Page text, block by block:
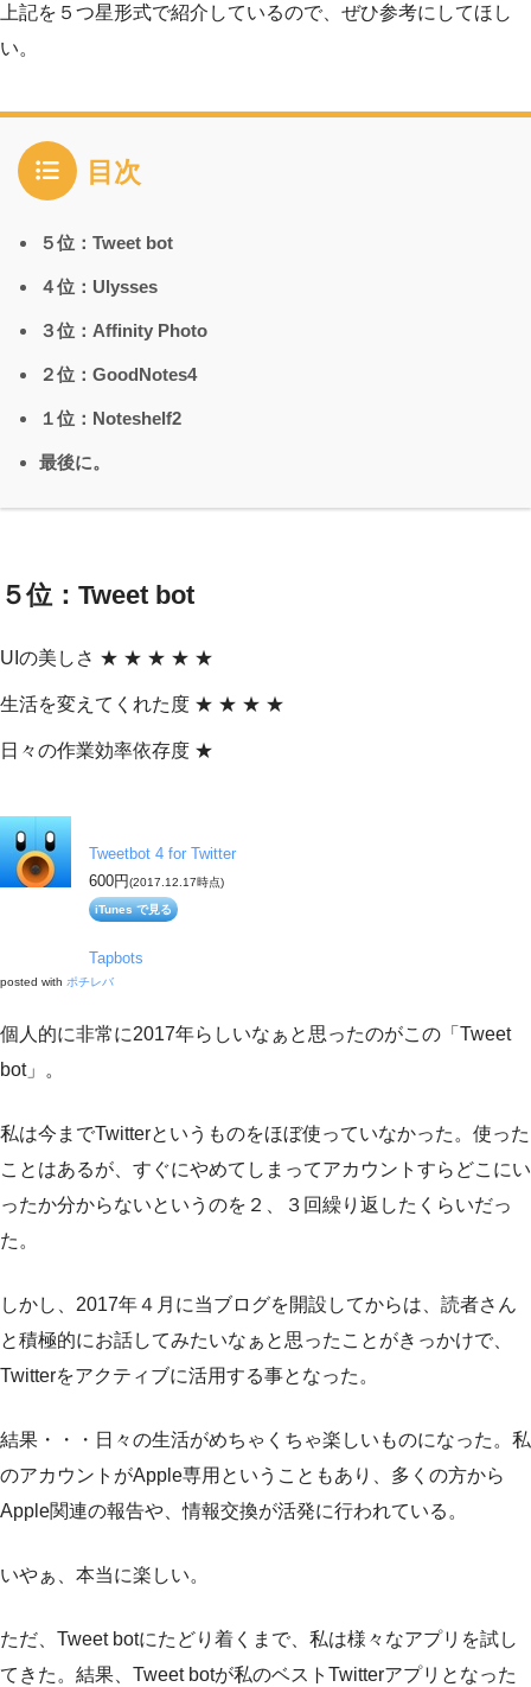
上記を５つ星形式で紹介しているので、ぜひ参考にしてほし
い。
目次
５位：Tweet bot
４位：Ulysses
３位：Affinity Photo
２位：GoodNotes4
１位：Noteshelf2
最後に。
５位：Tweet bot
UIの美しさ ★ ★ ★ ★ ★
生活を変えてくれた度 ★ ★ ★ ★
日々の作業効率依存度 ★
Tweetbot 4 for Twitter
600円(2017.12.17時点)
iTunes で見る
Tapbots
posted with ポチレバ
個人的に非常に2017年らしいなぁと思ったのがこの「Tweet
bot」。
私は今までTwitterというものをほぼ使っていなかった。使った
ことはあるが、すぐにやめてしまってアカウントすらどこにい
ったか分からないというのを２、３回繰り返したくらいだっ
た。
しかし、2017年４月に当ブログを開設してからは、読者さん
と積極的にお話してみたいなぁと思ったことがきっかけで、
Twitterをアクティブに活用する事となった。
結果・・・日々の生活がめちゃくちゃ楽しいものになった。私
のアカウントがApple専用ということもあり、多くの方から
Apple関連の報告や、情報交換が活発に行われている。
いやぁ、本当に楽しい。
ただ、Tweet botにたどり着くまで、私は様々なアプリを試し
てきた。結果、Tweet botが私のベストTwitterアプリとなった